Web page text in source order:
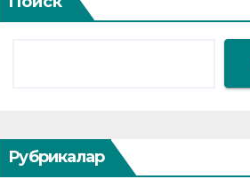
Рубрикалар